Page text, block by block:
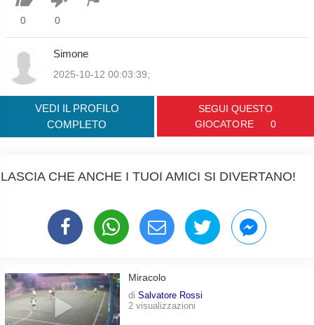
0 0
Simone
2025-10-12 00:03:39;
VEDI IL PROFILO
COMPLETO
SEGUI QUESTO
GIOCATORE
0
LASCIA CHE ANCHE I TUOI AMICI SI DIVERTANO!
Miracolo
di Salvatore Rossi
2 visualizzazioni